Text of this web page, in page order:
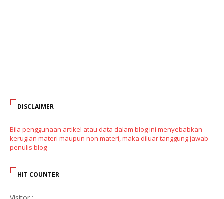
DISCLAIMER
Bila penggunaan artikel atau data dalam blog ini menyebabkan
kerugian materi maupun non materi, maka diluar tanggung jawab
penulis blog
HIT COUNTER